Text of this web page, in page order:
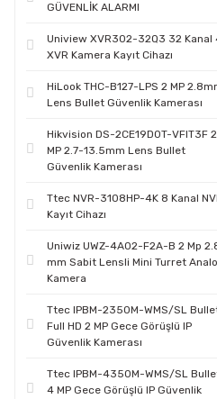
GÜVENLİK ALARMI
Uniview XVR302-32Q3 32 Kanal
XVR Kamera Kayıt Cihazı
HiLook THC-B127-LPS 2 MP
Lens Bullet Güvenlik Kamerası
Hikvision DS-2CE19D0T-VFIT3F 2
MP 2.7-13.5mm Lens Bullet
Güvenlik Kamerası
Ttec NVR-3108HP-4K 8 Kanal
Kayıt Cihazı
Uniwiz UWZ-4A02-F2A-B 2 Mp
mm Sabit Lensli Mini Turret
Kamera
Ttec IPBM-2350M-WMS/SL
Full HD 2 MP Gece Görüşlü IP
Güvenlik Kamerası
Ttec IPBM-4350M-WMS/SL
4 MP Gece Görüşlü IP Güvenlik